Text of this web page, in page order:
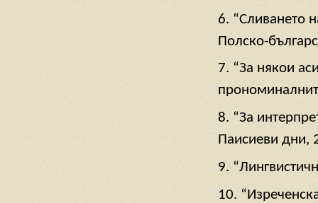
6. “Сливането
Полско-
7. “За някои
8. “За
Паисиеви дни,
9.
10.